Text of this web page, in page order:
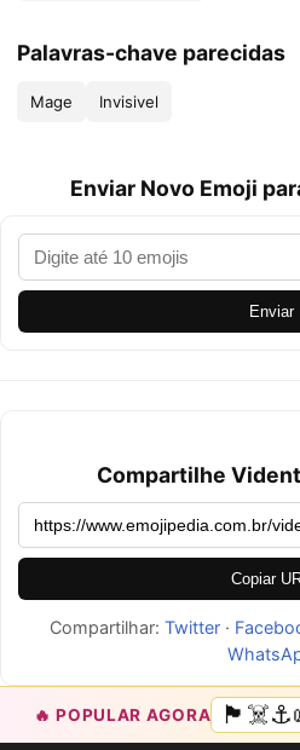
Palavras-chave parecidas
Mage Invisivel
Enviar Novo Emoji
Enviar
Compartilhe
Copiar
Compartilhar: Twitter·
🔥 POPULAR AGORA